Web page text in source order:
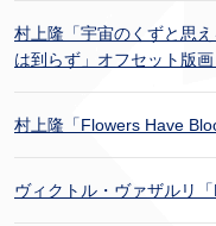
村上隆「宇宙のくずと思
は到らず」オフセット版
村上隆「Flowers Have
ヴィクトル・ヴァザルリ